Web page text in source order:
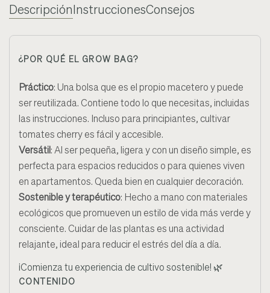
Descripción InstruccionesConsejos
¿POR QUÉ EL GROW BAG?
Práctico: Una bolsa que es el propio macetero y puede
ser reutilizada. Contiene todo lo que necesitas, incluidas
las instrucciones. Incluso para principiantes, cultivar
tomates cherry es fácil y accesible.
Versátil : Al ser pequeña, ligera y con un diseño simple, es
perfecta para espacios reducidos o para quienes viven
en apartamentos. Queda bien en cualquier decoración.
Sostenible y terapéutico: Hecho a mano con materiales
ecológicos que promueven un estilo de vida más verde y
consciente. Cuidar de las plantas es una actividad
relajante, ideal para reducir el estrés del día a día.
¡Comienza tu experiencia de cultivo sostenible! 🌿
CONTENIDO